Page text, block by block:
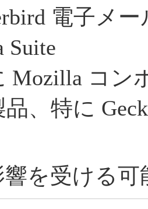
電子メ
Suite
Mozilla コン
、特に
を受ける